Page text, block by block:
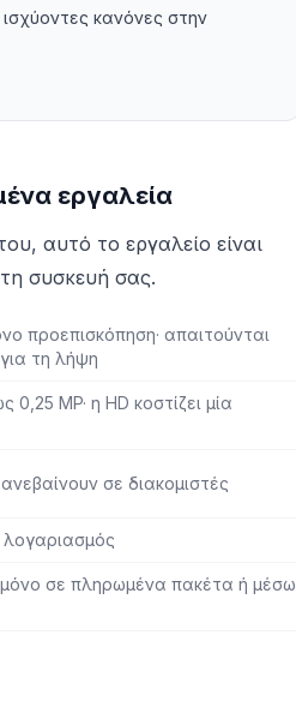
κανόνες στην
εργαλεία
αυτό το εργαλείο είναι
συσκευή σας.
προεπισκόπηση· απαιτούνται
τη λήψη
0,25 MP· η HD κοστίζει μία
σε διακομιστές
λογαριασμός
μόνο σε πληρωμένα πακέτα ή μέσω